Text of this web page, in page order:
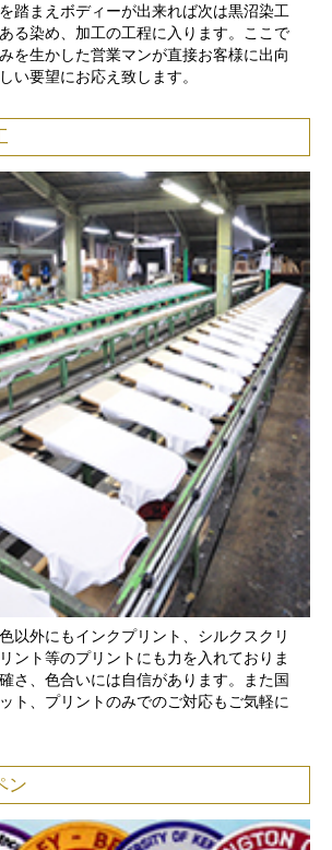
踏まえボディーが出来れば次は黒沼染工
る染め、加工の工程に入ります。ここで
を生かした営業マンが直接お客様に出向
い要望にお応え致します。
以外にもインクプリント、シルクスクリ
ント等のプリントにも力を入れておりま
さ、色合いには自信があります。また国
ト、プリントのみでのご対応もご気軽に
ン